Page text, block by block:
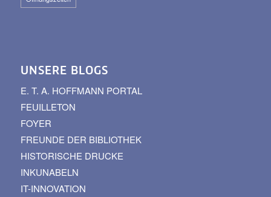
UNSERE BLOGS
E. T. A. HOFFMANN PORTAL
FEUILLETON
FOYER
FREUNDE DER BIBLIOTHEK
HISTORISCHE DRUCKE
INKUNABELN
IT-INNOVATION